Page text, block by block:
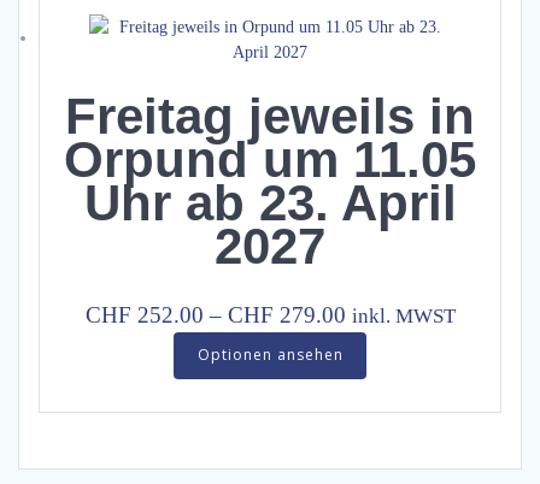
options
chosen
on
product
page
Freitag jeweils in
Orpund um 11.05
Uhr ab 23. April
2027
CHF 252.00 – CHF 279.00Price
CHF 252.00
through
inkl. MWST
Optionen ansehen